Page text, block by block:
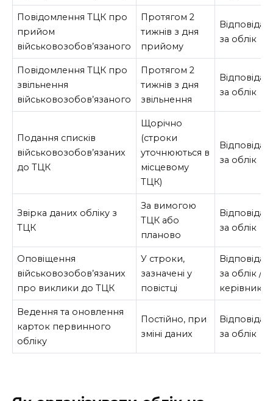
Повідомлення ТЦК про
прийом
військовозобов’язаного
Протягом 2
тижнів з дня
прийому
за облік
Повідомлення ТЦК про
звільнення
військовозобов’язаного
Протягом 2
тижнів з дня
звільнення
за облік
Подання списків
військовозобов’язаних
до ТЦК
Щорічно
(строки
уточнюються в
місцевому
ТЦК)
за облік
Звірка даних обліку з
ТЦК
За вимогою
ТЦК або
планово
за облік
Оповіщення
військовозобов’язаних
про виклики до ТЦК
У строки,
зазначені у
повістці
за облік /
керівник
Ведення та оновлення
карток первинного
обліку
Постійно, при
зміні даних
за облік